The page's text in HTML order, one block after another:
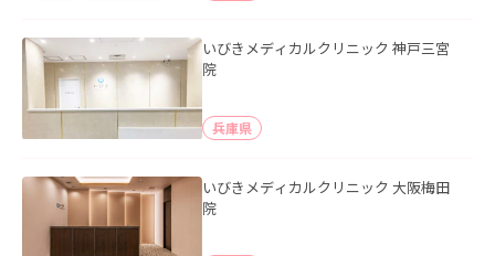
いびきメディカルクリニック 神戸三宮
院
兵庫県
いびきメディカルクリニック 大阪梅田
院